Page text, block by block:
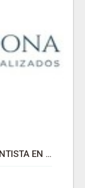
CLÍNICA DENTAL ROIG ESPONA | DENTISTA EN SARRIA SANT GERVASI